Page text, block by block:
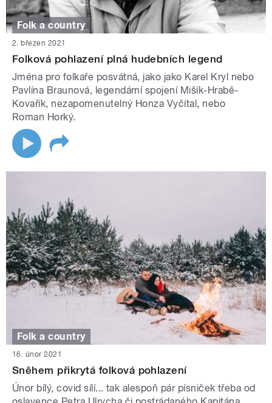
Folk a country
2. březen 2021
Folková pohlazení plná hudebních legend
Jména pro folkaře posvátná, jako jako Karel Kryl nebo
Pavlína Braunová, legendární spojení Mišík-Hrabě-
Kovařík, nezapomenutelný Honza Vyčítal, nebo
Roman Horký.
Folk a country
16. únor 2021
Sněhem přikrytá folková pohlazení
Únor bílý, covid sílí... tak alespoň pár písniček třeba od